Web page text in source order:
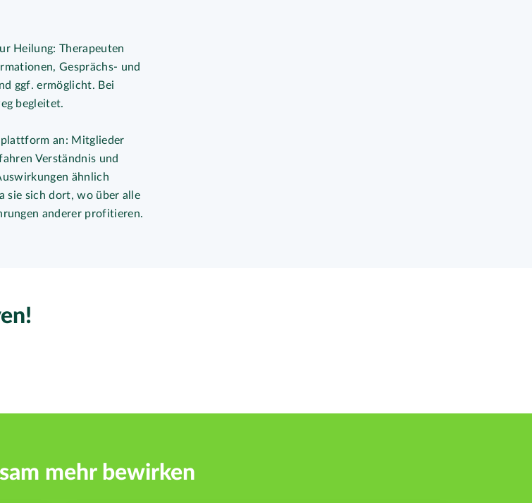
Heilung: Therapeuten
Gesprächs- und
ggf. ermöglicht. Bei
begleitet.
an: Mitglieder
Verständnis und
ähnlich
sie sich dort, wo über alle
anderer profitieren.
mehr bewirken